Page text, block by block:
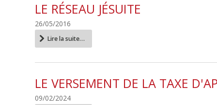
-
LE RÉSEAU JÉSUITE
26/05/2016
Le
réseau
-
Lire la suite…
LE VERSEMENT DE LA TAXE
09/02/2024